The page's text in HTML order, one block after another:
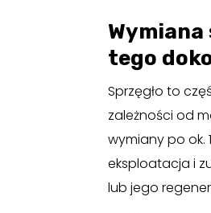
Wymiana
tego
Sprzęgło to
zależności od
wymiany po ok.
eksploatacja i
lub jego